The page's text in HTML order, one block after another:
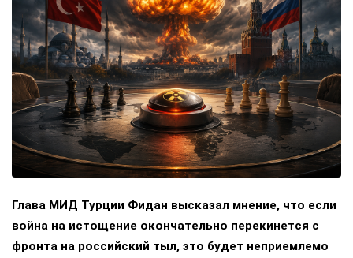
Глава МИД Турции Фидан высказал мнение, что если
война на истощение окончательно перекинется с
фронта на российский тыл, это будет неприемлемо